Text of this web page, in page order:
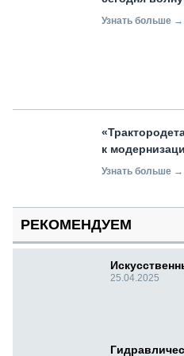
Узнать больше →
к
Узнать больше →
РЕКОМЕНДУЕМ
25.04.2025